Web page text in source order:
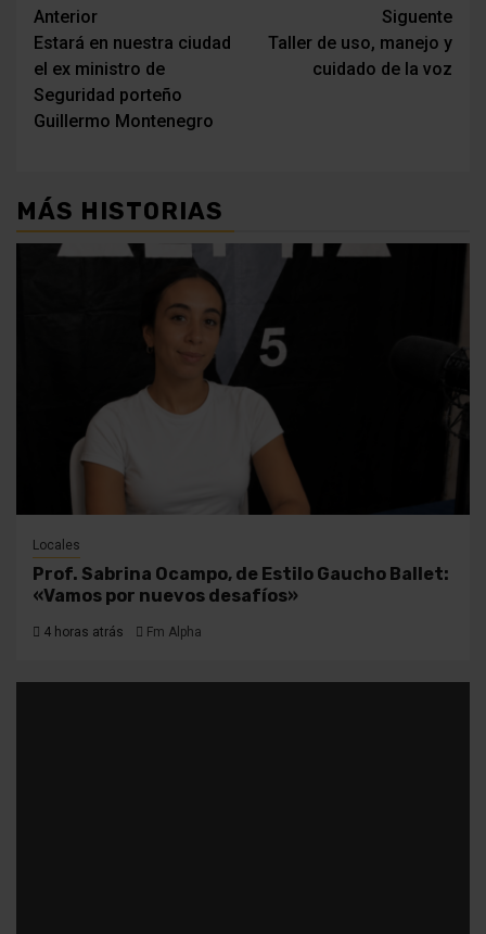
Navegación
de
entradas
Anterior
Estará en nuestra ciudad
el ex ministro de
Seguridad porteño
Guillermo Montenegro
Siguente
Taller de uso, manejo y
cuidado de la voz
MÁS HISTORIAS
Locales
Prof. Sabrina Ocampo, de Estilo Gaucho Ballet:
«Vamos por nuevos desafíos»
4 horas atrás Fm Alpha